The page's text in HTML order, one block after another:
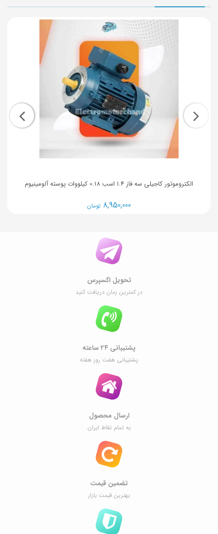
الکتروموتور کاجیلی سه فاز 1.4 اسب 0.18 کیلووات پوسته آلومینیوم
8,950,000 تومان
تحویل اکسپرس
در کمترین زمان دریافت کنید
پشتیبانی ۲۴ ساعته
پشتیبانی هفت روز هفته
ارسال محصول
به تمام نقاط ایران
تضمین قیمت
بهترین قیمت بازار